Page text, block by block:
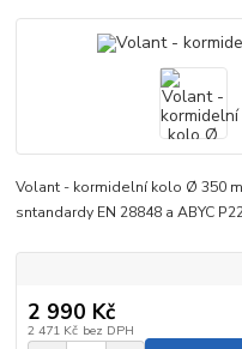
Volant - kormidelní kolo Ø 350
sntandardy EN 28848 a ABYC
2 990 Kč
2 471 Kč bez DPH